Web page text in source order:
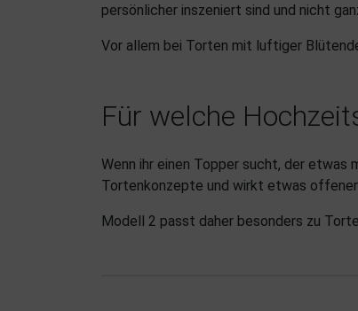
persönlicher inszeniert sind und nicht
Vor allem bei Torten mit luftiger
Für welche
Wenn ihr einen Topper sucht, der
Tortenkonzepte und wirkt etwas
Modell 2 passt daher besonders zu